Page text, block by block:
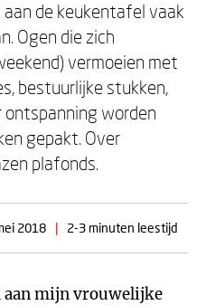
de keukentafel vaak
Ogen die zich
vermoeien met
bestuurlijke stukken,
ontspanning worden
gepakt. Over
plafonds.
2018 | 2-3 minuten leestijd
aan mijn vrouwelijke